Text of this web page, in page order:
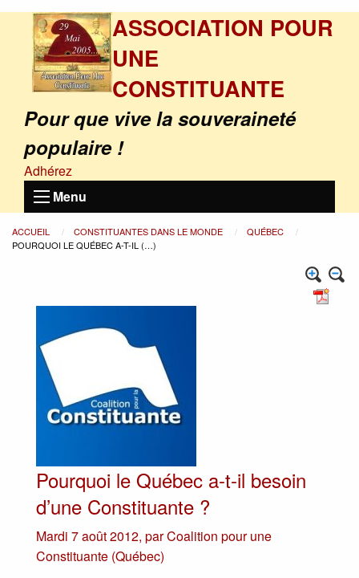
ASSOCIATION POUR
UNE
CONSTITUANTE
Pour que vive la souveraineté
populaire !
Adhérez
Menu
ACCUEIL CONSTITUANTES DANS LE MONDE
QUÉBEC
POURQUOI LE QUÉBEC A-T-IL (…)
Pourquoi le Québec a-t-il besoin
d’une Constituante ?
Mardi 7 août 2012, parCoalition pour une
Constituante (Québec)